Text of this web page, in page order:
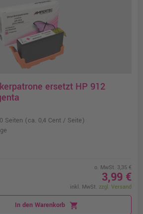
ersetzt HP 912
Seiten (ca. 0,4 Cent / Seite)
o. MwSt. 3,35 €
3,99 €
inkl. MwSt. zzgl. Versand
In den Warenkorb shopping_cart